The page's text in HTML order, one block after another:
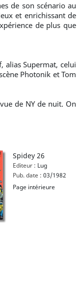
de son scénario au
et enrichissant de
de plus que
alias Supermat, celui
Photonik et Tom
de NY de nuit. On
Spidey 26
Editeur : Lug
Pub. date : 03/1982
Page intérieure